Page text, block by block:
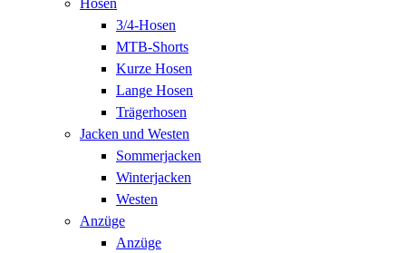
3/4-Hosen
MTB-Shorts
Kurze Hosen
Lange Hosen
Trägerhosen
Jacken und Westen
Sommerjacken
Winterjacken
Westen
Anzüge
Anzüge